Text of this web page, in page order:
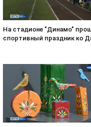
На стадионе "Динамо"
спортивный праздник ко